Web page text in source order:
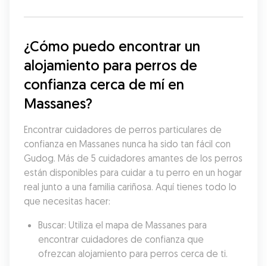
¿Cómo puedo encontrar un
alojamiento para perros de
confianza cerca de mí en
Massanes?
Encontrar cuidadores de perros particulares de
confianza en Massanes nunca ha sido tan fácil con
Gudog. Más de 5 cuidadores amantes de los perros
están disponibles para cuidar a tu perro en un hogar
real junto a una familia cariñosa. Aquí tienes todo lo
que necesitas hacer:
Buscar: Utiliza el mapa de Massanes para
encontrar cuidadores de confianza que
ofrezcan alojamiento para perros cerca de ti.